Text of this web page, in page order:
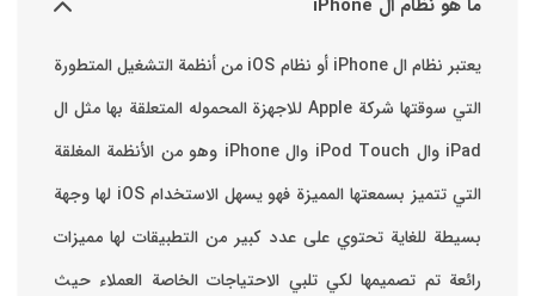
ما هو نظام ال iPhone
يعتبر نظام ال iPhone أو نظام iOS من أنظمة التشغيل المتطورة
التي سوقتها شركة Apple للاجهزة المحموله المتعلقة بها مثل ال
iPad وال iPod Touch وال iPhone وهو من الأنظمة المغلقة
التي تتميز بسمعتها المميزة فهو يسهل الاستخدام ‏iOS لها وجهة
بسيطة للغاية تحتوي على عدد كبير من التطبيقات لها مميزات
رائعة تم تصميمها لكي تلبي الاحتياجات الخاصة العملاء حيث